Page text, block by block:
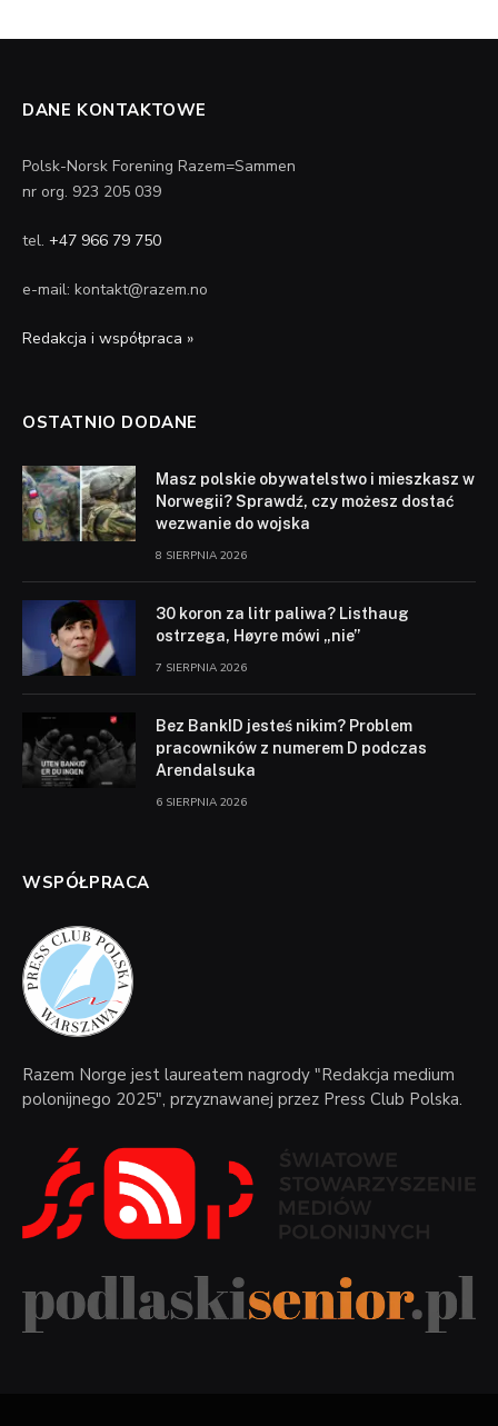
DANE KONTAKTOWE
Polsk-Norsk Forening Razem=Sammen
nr org. 923 205 039
tel. +47 966 79 750
e-mail: kontakt@razem.no
Redakcja i współpraca »
OSTATNIO DODANE
Masz polskie obywatelstwo i mieszkasz w
Norwegii? Sprawdź, czy możesz dostać
wezwanie do wojska
8 SIERPNIA 2026
30 koron za litr paliwa? Listhaug
ostrzega, Høyre mówi „nie”
7 SIERPNIA 2026
Bez BankID jesteś nikim? Problem
pracowników z numerem D podczas
Arendalsuka
6 SIERPNIA 2026
WSPÓŁPRACA
Razem Norge jest laureatem nagrody "Redakcja medium
polonijnego 2025", przyznawanej przez Press Club Polska.